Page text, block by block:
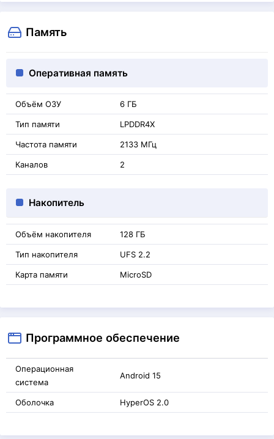
Память
Оперативная память
Объём ОЗУ 6 ГБ
Тип памяти LPDDR4X
Частота памяти 2133 МГц
Каналов 2
Накопитель
Объём накопителя 128 ГБ
Тип накопителя UFS 2.2
Карта памяти MicroSD
Программное обеспечение
Операционная
система
Android 15
Оболочка HyperOS 2.0